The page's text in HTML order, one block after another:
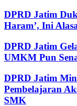
DPRD Jatim
Haram’, Ini
DPRD Jatim
UMKM Pun
DPRD Jatim
Pembelajaran
SMK